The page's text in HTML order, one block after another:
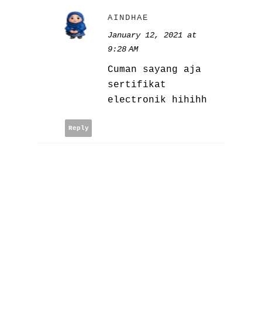
AINDHAE
January 12, 2021 at
9:28 AM
Cuman sayang aja
sertifikat
electronik hihihh
Reply